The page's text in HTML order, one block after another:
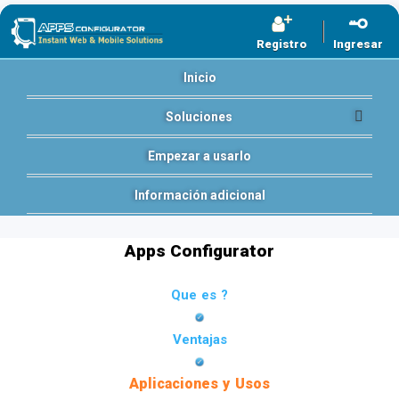
Registro Ingresar
Inicio
Soluciones
Empezar a usarlo
Información adicional
Apps Configurator
Que es ?
Ventajas
Aplicaciones y Usos